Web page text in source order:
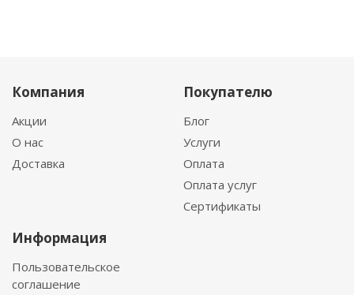
Компания
Акции
О нас
Доставка
Покупателю
Блог
Услуги
Оплата
Оплата услуг
Сертификаты
Информация
Пользовательское
соглашение